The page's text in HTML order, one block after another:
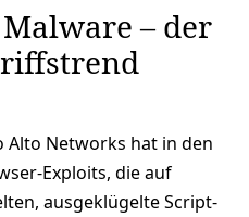
– der
Alto Networks hat in den
Exploits, die auf
ausgeklügelte Script-